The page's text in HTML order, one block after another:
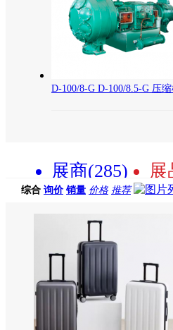
D-100/8-G D-100/8.5-G 压
展商(285) 展
综合 询价 销量 价格 推荐